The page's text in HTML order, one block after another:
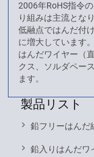
2006年RoHS指令
り組みは主流とな
低融点ではんだ付
に増大しています
はんだワイヤー（
クス、ソルダペー
ます。
製品リスト
鉛フリーはんだ
鉛入りはんだワ